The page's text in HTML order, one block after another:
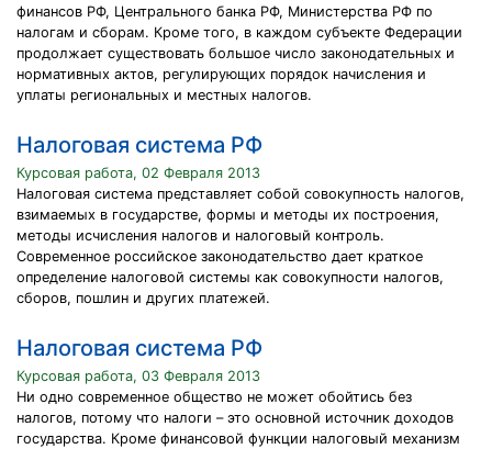
финансов РФ, Центрального банка РФ, Министерства РФ по
налогам и сборам. Кроме того, в каждом субъекте Федерации
продолжает существовать большое число законодательных и
нормативных актов, регулирующих порядок начисления и
уплаты региональных и местных налогов.
Налоговая система РФ
Курсовая работа, 02 Февраля 2013
Налоговая система представляет собой совокупность налогов,
взимаемых в государстве, формы и методы их построения,
методы исчисления налогов и налоговый контроль.
Современное российское законодательство дает краткое
определение налоговой системы как совокупности налогов,
сборов, пошлин и других платежей.
Налоговая система РФ
Курсовая работа, 03 Февраля 2013
Ни одно современное общество не может обойтись без
налогов, потому что налоги – это основной источник доходов
государства. Кроме финансовой функции налоговый механизм